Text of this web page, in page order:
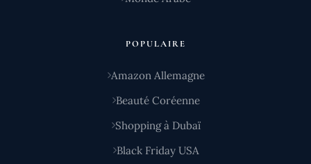
POPULAIRE
Amazon Allemagne
Beauté Coréenne
Shopping à Dubaï
Black Friday USA